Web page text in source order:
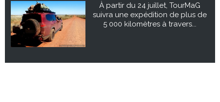
À partir du 24 juillet, TourMaG
suivra une expédition de plus de
5 000 kilomètres à travers...